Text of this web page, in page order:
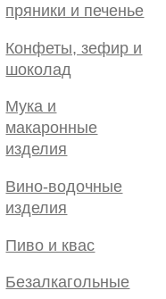
пряники и печенье
Конфеты, зефир и
шоколад
Мука и
макаронные
изделия
Вино-водочные
изделия
Пиво и квас
Безалкагольные